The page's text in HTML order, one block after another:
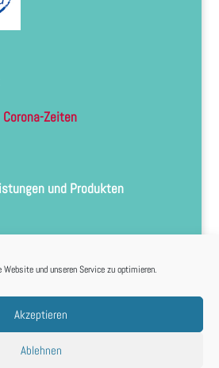
und unseren Service zu optimieren.
Akzeptieren
Ablehnen
Zeiten
und Produkten
IMPRESSUM
Richtlinie (EU)